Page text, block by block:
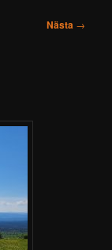
Nästa →